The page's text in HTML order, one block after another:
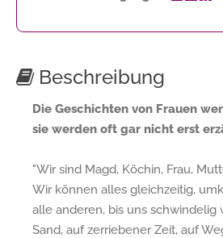
Beschreibung
Die Geschichten von Frauen
sie werden oft gar nicht erst
"Wir sind Magd, Köchin, Frau,
Wir können alles gleichzeitig,
alle anderen, bis uns schwindelig
Sand, auf zerriebener Zeit, auf